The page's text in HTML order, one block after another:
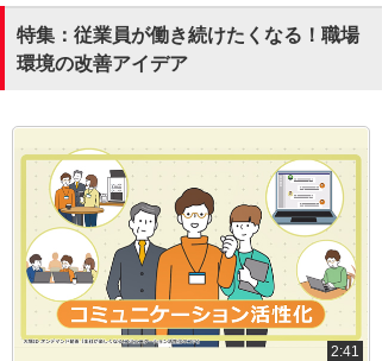
特集：従業員が働き続けたくなる！職場
環境の改善アイデア
2:41